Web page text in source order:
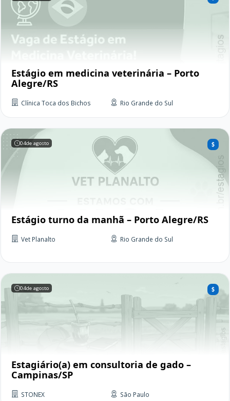
Estágio em medicina veterinária – Porto
Alegre/RS
Clínica Toca dos Bichos Rio Grande do Sul
04de agosto
Estágio turno da manhã – Porto Alegre/RS
Vet Planalto Rio Grande do Sul
04de agosto
Estagiário(a) em consultoria de gado –
Campinas/SP
STONEX São Paulo